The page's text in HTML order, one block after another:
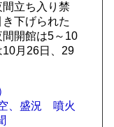
立ち入り禁
下げられた
開館は5～10
10月26日、29
、盛況 噴火